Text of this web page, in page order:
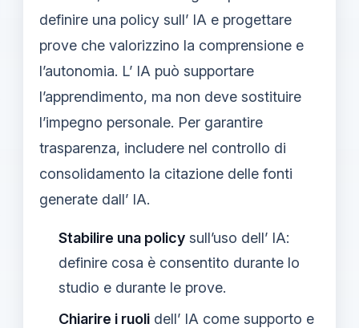
definire una policy sull’ IA e progettare
prove che valorizzino la comprensione e
l’autonomia. L’ IA può supportare
l’apprendimento, ma non deve sostituire
l’impegno personale. Per garantire
trasparenza, includere nel controllo di
consolidamento la citazione delle fonti
generate dall’ IA.
Stabilire una policy sull’uso dell’ IA:
definire cosa è consentito durante lo
studio e durante le prove.
Chiarire i ruoli dell’ IA come supporto e